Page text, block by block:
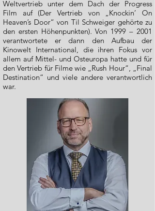
Weltvertrieb unter dem Dach der Progress
Film auf (Der Vertrieb von „Knockin’ On
Heaven’s Door“ von Til Schweiger gehörte zu
den ersten Höhenpunkten). Von 1999 – 2001
verantwortete er dann den Aufbau der
Kinowelt International, die ihren Fokus vor
allem auf Mittel- und Osteuropa hatte und für
den Vertrieb für Filme wie „Rush Hour“, „Final
Destination“ und viele andere verantwortlich
war.